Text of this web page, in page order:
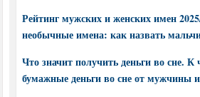
Рейтинг мужских и женских имен
необычные имена: как назвать
Что значит получить деньги во сне. К
бумажные деньги во сне от